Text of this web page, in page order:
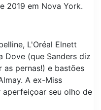
2019 em Nova York.
L'Oréal Elnett
Dove (que Sanders diz
as pernas!) e bastões
A ex-Miss
seu olho de